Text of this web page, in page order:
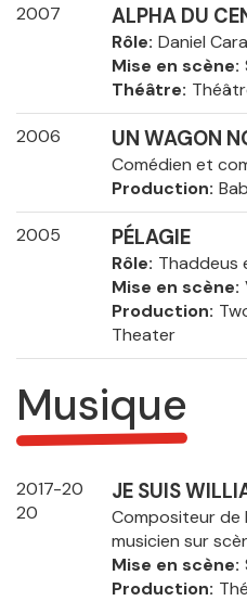
2007 ALPHA DU
Rôle Daniel
Mise en scène
Théâtre
2006 UN WAGON
Comédien et
Production
2005 PÉLAGIE
Rôle Thaddeus
Mise en scène
Production
Theater
Musique
2017-20
20
JE SUIS
Compositeur de
musicien sur
Mise en scène
Production